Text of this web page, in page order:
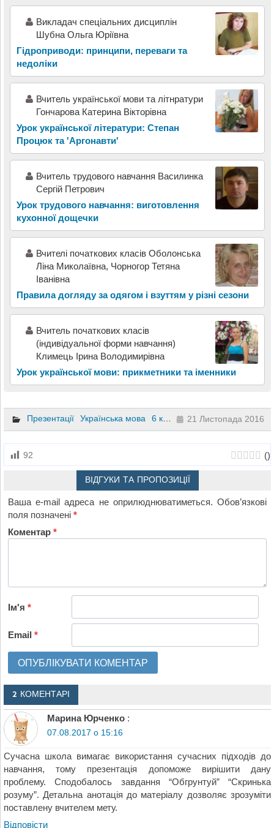
Викладач спеціальних дисциплін
Шубна Ольга Юріївна
Гідроприводи: принципи, переваги та
недоліки
Вчитель української мови та літнратури
Гончарова Катерина Вікторівна
Урок української літератури: Степан
Процюк та 'Аргонавти'
Вчитель трудового навчання Василинка
Сергій Петрович
Урок трудового навчання: виготовлення
кухонної дощечки
Вчителі початкових класів Оболонська
Ліна Миколаївна, Чорногор Тетяна
Іванівна
Правила догляду за одягом і взуттям у різні сезони
Вчитель початкових класів
(індивідуальної форми навчання)
Климець Ірина Володимирівна
Урок української мови: прикметники та іменники
Презентації Українська мова 6 клас 21 Листопада 2016
92 ()
ВІДГУКИ ТА ПРОПОЗИЦІЇ
Ваша e-mail адреса не оприлюднюватиметься. Обов’язкові
поля позначені*
Коментар*
Ім'я*
Email*
2 КОМЕНТАРІ
Марина Юрченко :
07.08.2017 о 15:16
Сучасна школа вимагає використання сучасних підходів до
навчання, тому презентація допоможе вирішити дану
проблему. Сподобалось завдання “Обгрунтуй” “Скринька
розуму”. Детальна анотація до матеріалу дозволяє зрозуміти
поставлену вчителем мету.
Відповіcти